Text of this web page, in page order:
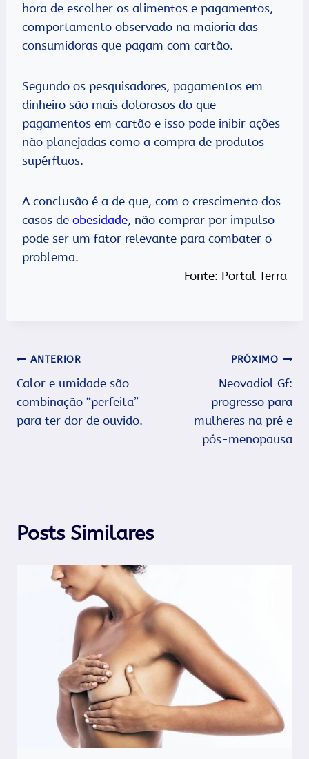
hora de escolher os alimentos e pagamentos,
comportamento observado na maioria das
consumidoras que pagam com cartão.
Segundo os pesquisadores, pagamentos em
dinheiro são mais dolorosos do que
pagamentos em cartão e isso pode inibir ações
não planejadas como a compra de produtos
supérfluos.
A conclusão é a de que, com o crescimento dos
casos de obesidade, não comprar por impulso
pode ser um fator relevante para combater o
problema.
Fonte: Portal Terra
Navegação
de
Post
ANTERIOR
Calor e umidade são
combinação “perfeita”
para ter dor de ouvido.
PRÓXIMO
Neovadiol Gf:
progresso para
mulheres na pré e
pós-menopausa
Posts Similares